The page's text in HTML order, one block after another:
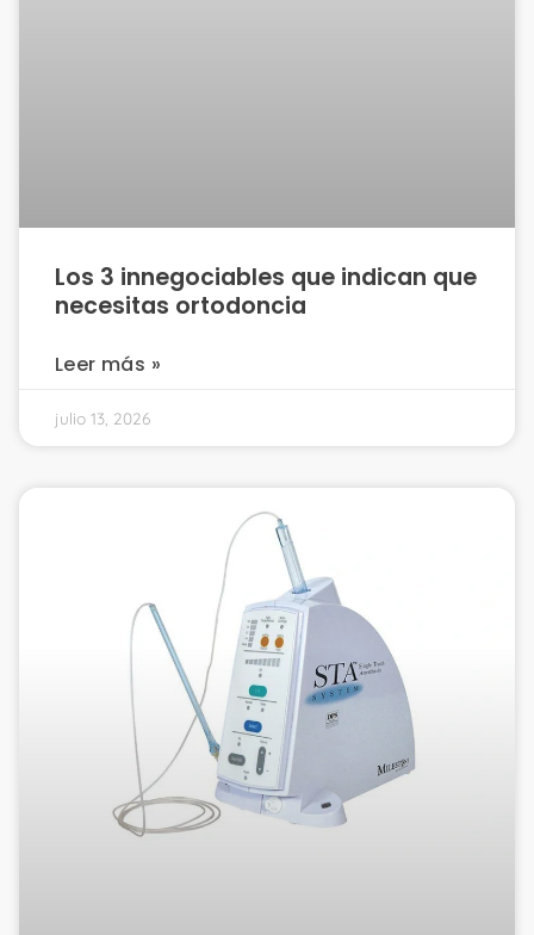
Los 3 innegociables que indican que
necesitas ortodoncia
Leer más »
julio 13, 2026